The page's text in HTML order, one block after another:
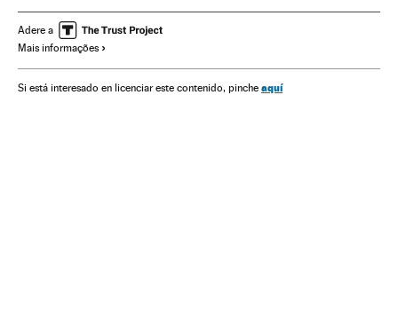
Europa Estilo vida Preconceitos
Direitos mulher
Festival Cannes 2015
Adere a
Mais informações
Si está interesado en licenciar este contenido, pinche aquí